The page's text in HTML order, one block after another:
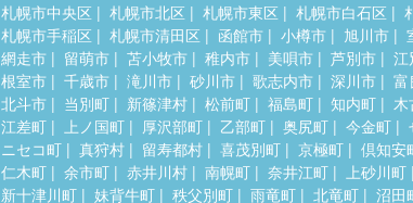
札幌市中央区 札幌市北区 札幌市東区 札幌市白石区
札幌市手稲区
札幌市清田区 函館市 小樽市 旭川市
網走市
留萌市 苫小牧市 稚内市 美唄市 芦別市 江
根室市
千歳市 滝川市 砂川市 歌志内市 深川市 富
北斗市
当別町 新篠津村 松前町 福島町 知内町 木
江差町
上ノ国町 厚沢部町 乙部町 奥尻町 今金町
ニセコ町
真狩村 留寿都村 喜茂別町 京極町 倶知安
仁木町
余市町 赤井川村 南幌町 奈井江町 上砂川町
新十津川町
妹背牛町 秩父別町 雨竜町 北竜町 沼田